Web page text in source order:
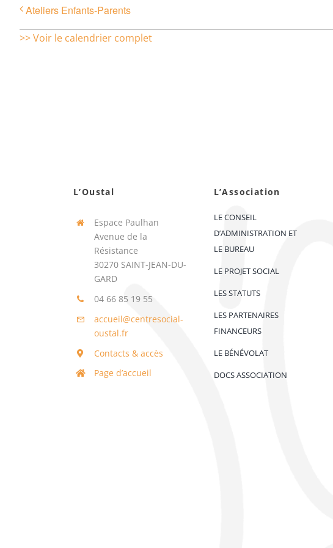
Ateliers Enfants-Parents
>> Voir le calendrier complet
L’Oustal
Espace Paulhan
Avenue de la
Résistance
30270 SAINT-JEAN-DU-
GARD
04 66 85 19 55
accueil@centresocial-
oustal.fr
Contacts & accès
Page d’accueil
L’Association
LE CONSEIL
D’ADMINISTRATION ET
LE BUREAU
LE PROJET SOCIAL
LES STATUTS
LES PARTENAIRES
FINANCEURS
LE BÉNÉVOLAT
DOCS ASSOCIATION